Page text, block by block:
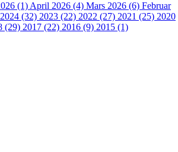
(1) April 2026 (4) Mars 2026 (6) Februar
2024 (32) 2023 (22) 2022 (27) 2021 (25) 2020
(29) 2017 (22) 2016 (9) 2015 (1)